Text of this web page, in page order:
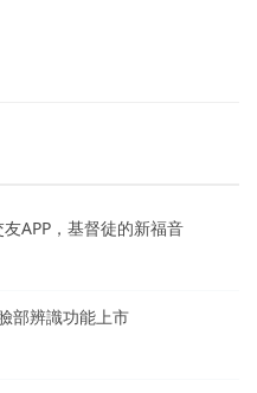
APP，基督徒的新福音
部辨識功能上市